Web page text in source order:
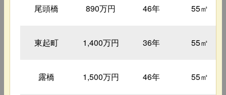
尾頭橋 890万円 46年 55㎡
東起町 1,400万円 36年 55㎡
露橋 1,500万円 46年 55㎡